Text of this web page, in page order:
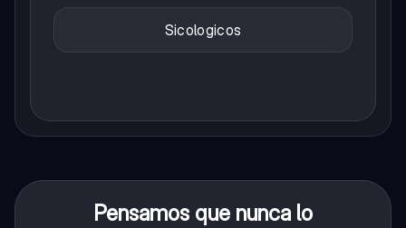
Sicologicos
Pensamos que nunca lo